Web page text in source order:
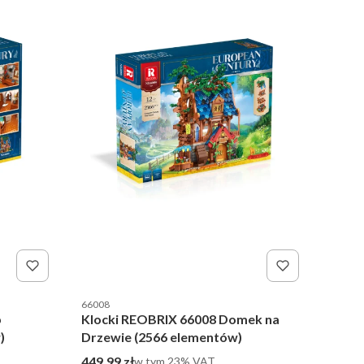
Kod producenta
66008
Klocki REOBRIX 66008 Domek na
Drzewie (2566 elementów)
Cena bruttow tym %s VAT
w tym 23% VAT